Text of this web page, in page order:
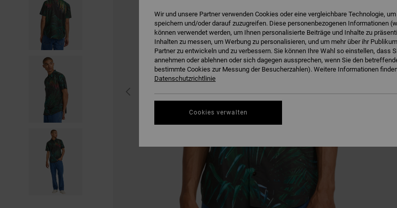
Wir und unsere Partner verwenden Cookies oder eine vergleichbare Technologie,
speichern und/oder darauf zuzugreifen. Diese personenbezogenen Informationen
können verwendet werden, um Ihnen personalisierte Beiträge und Inhalte zu
Inhalten zu messen, um Werbung zu personalisieren, und um mehr über ihr
Partner zu entwickeln und zu verbessern. Sie können Ihre Wahl so einstellen, dass
annehmen oder ablehnen oder sich dagegen aussprechen, wenn Sie den
bestimmte Cookies zur Messung der Besucherzahlen). Weitere Informationen
Datenschutzrichtlinie
Cookies verwalten